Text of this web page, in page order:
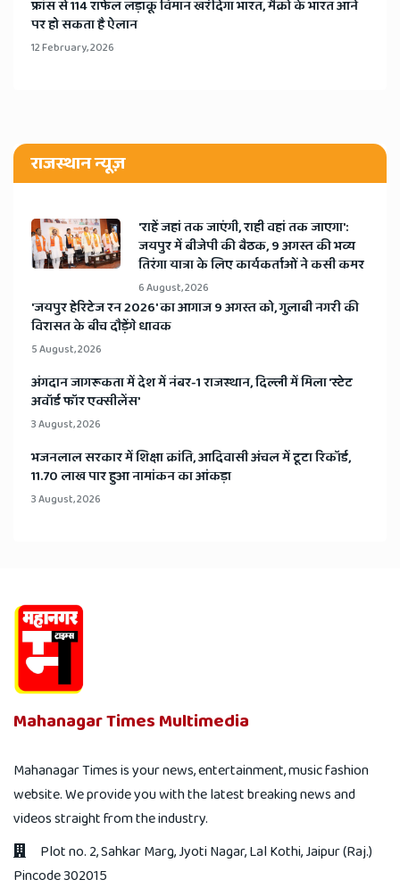
​फ्रांस से 114 राफेल लड़ाकू विमान खरीदेगा भारत, मैक्रों के भारत आने
पर हो सकता है ऐलान
12 February, 2026
राजस्थान न्यूज़
'राहें जहां तक जाएंगी, राही वहां तक जाएगा':
जयपुर में बीजेपी की बैठक, 9 अगस्त की भव्य
तिरंगा यात्रा के लिए कार्यकर्ताओं ने कसी कमर
6 August, 2026
​'जयपुर हेरिटेज रन 2026' का आगाज 9 अगस्त को, गुलाबी नगरी की
विरासत के बीच दौड़ेंगे धावक
5 August, 2026
अंगदान जागरूकता में देश में नंबर-1 राजस्थान, दिल्ली में मिला 'स्टेट
अवॉर्ड फॉर एक्सीलेंस'
3 August, 2026
भजनलाल सरकार में शिक्षा क्रांति, आदिवासी अंचल में टूटा रिकॉर्ड,
11.70 लाख पार हुआ नामांकन का आंकड़ा
3 August, 2026
Mahanagar Times Multimedia
Mahanagar Times is your news, entertainment, music fashion
website. We provide you with the latest breaking news and
videos straight from the industry.
Plot no. 2, Sahkar Marg, Jyoti Nagar, Lal Kothi, Jaipur (Raj.)
Pincode 302015